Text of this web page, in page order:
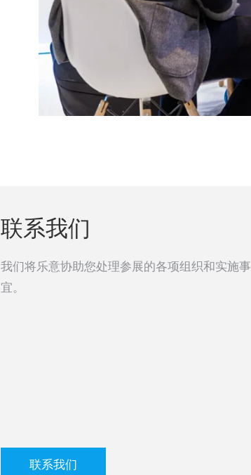
联系我们
我们将乐意协助您处理参展的各项组织和实施事
宜。
联系我们